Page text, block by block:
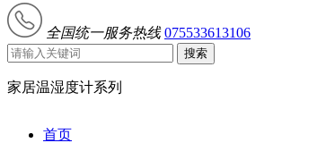
全国统一服务热线 075533613106
搜索
家居温湿度计系列
首页